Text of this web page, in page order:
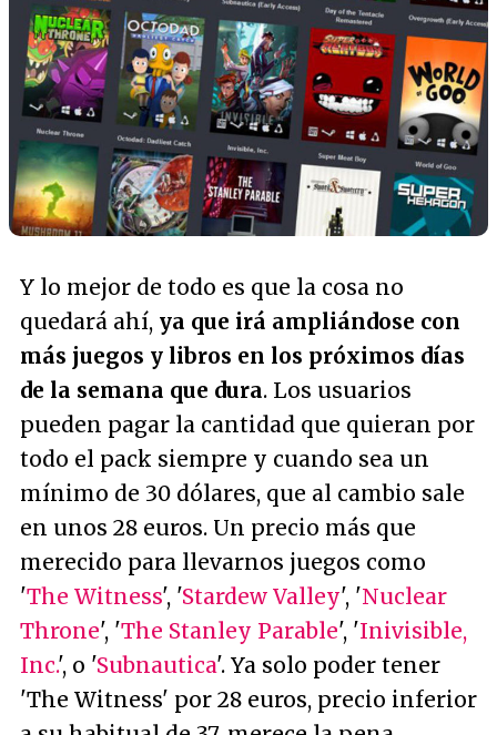
Y lo mejor de todo es que la cosa no
quedará ahí, ya que irá ampliándose con
más juegos y libros en los próximos días
de la semana que dura. Los usuarios
pueden pagar la cantidad que quieran por
todo el pack siempre y cuando sea un
mínimo de 30 dólares, que al cambio sale
en unos 28 euros. Un precio más que
merecido para llevarnos juegos como
'The Witness', 'Stardew Valley', 'Nuclear
Throne', 'The Stanley Parable', 'Inivisible,
Inc.', o 'Subnautica'. Ya solo poder tener
'The Witness' por 28 euros, precio inferior